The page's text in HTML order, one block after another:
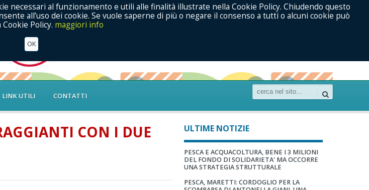
LINK UTILI CONTATTI
CON I DUE
ULTIME NOTIZIE
PESCA E ACQUACOLTURA, BENE I 3 MILIONI
DEL FONDO DI SOLIDARIETA' MA OCCORRE
UNA STRATEGIA STRUTTURALE
PESCA, MARETTI: CORDOGLIO PER LA
al funzionamento e utili alle finalità illustrate nella Cookie Policy. Chiudendo questo
all’uso dei cookie. Se vuole saperne di più o negare il consenso a tutti o alcuni cookie può
Policy. maggiori info
OK